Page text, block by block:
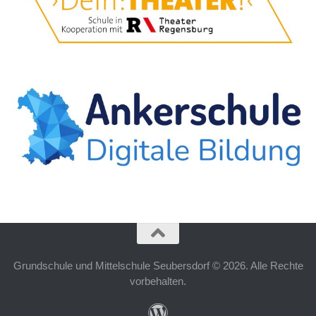
Grundschule und Mittelschule Seubersdorf © 2026. Alle Rechte
vorbehalten.